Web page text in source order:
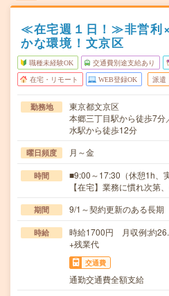
≪在宅週１日！≫非営利
かな環境！文京区
職種未経験OK 交通費別途支給あり
在宅・リモート WEB登録OK 派遣
勤務地
東京都文京区
本郷三丁目駅から徒歩7
水駅から徒歩12分
曜日頻度 月～金
時間
■9:00～17:30（休憩1h、
【在宅】業務に慣れ次第
期間 9/1～契約更新のある長期
時給
時給1700円 月収例:約
+残業代
交通費
通勤交通費全額支給